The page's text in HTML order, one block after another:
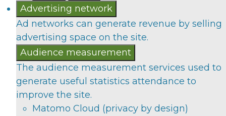
Advertising network
Ad networks can generate revenue by selling
advertising space on the site.
Audience measurement
The audience measurement services used to
generate useful statistics attendance to
improve the site.
Matomo Cloud (privacy by design)